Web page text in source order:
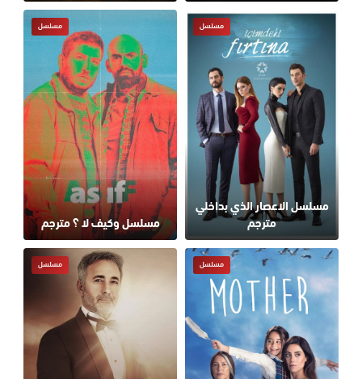
مسلسل الاعصار الذي بداخلي
مترجم
مسلسل
مسلسل وكيف لا ؟ مترجم
مسلسل
مسلسل مسلسل